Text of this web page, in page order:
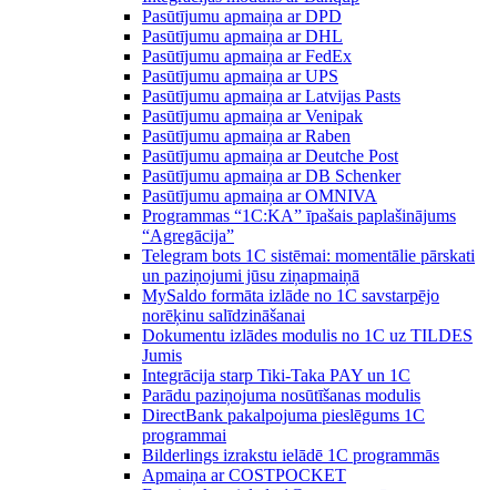
Pasūtījumu apmaiņa ar DPD
Pasūtījumu apmaiņa ar DHL
Pasūtījumu apmaiņa ar FedEx
Pasūtījumu apmaiņa ar UPS
Pasūtījumu apmaiņa ar Latvijas Pasts
Pasūtījumu apmaiņa ar Venipak
Pasūtījumu apmaiņa ar Raben
Pasūtījumu apmaiņa ar Deutche Post
Pasūtījumu apmaiņa ar DB Schenker
Pasūtījumu apmaiņa ar OMNIVA
Programmas “1C:KA” īpašais paplašinājums
“Agregācija”
Telegram bots 1C sistēmai: momentālie pārskati
un paziņojumi jūsu ziņapmaiņā
MySaldo formāta izlāde no 1C savstarpējo
norēķinu salīdzināšanai
Dokumentu izlādes modulis no 1C uz TILDES
Jumis
Integrācija starp Tiki-Taka PAY un 1C
Parādu paziņojuma nosūtīšanas modulis
DirectBank pakalpojuma pieslēgums 1C
programmai
Bilderlings izrakstu ielādē 1C programmās
Apmaiņa ar COSTPOCKET